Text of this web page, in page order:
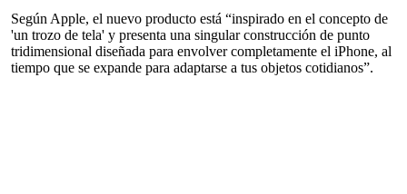
Según Apple, el nuevo producto está “inspirado en el concepto de
'un trozo de tela' y presenta una singular construcción de punto
tridimensional diseñada para envolver completamente el iPhone, al
tiempo que se expande para adaptarse a tus objetos cotidianos”.